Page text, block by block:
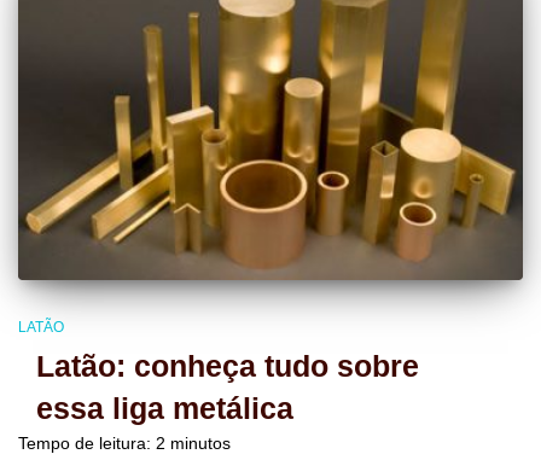
LATÃO
Latão: conheça tudo sobre
essa liga metálica
Tempo de leitura: 2 minutos